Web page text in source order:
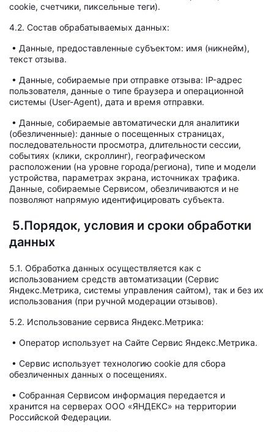
cookie, счетчики, пиксельные теги).
4.2. Состав обрабатываемых данных:
• Данные, предоставленные субъектом: имя (никнейм),
текст отзыва.
• Данные, собираемые при отправке отзыва: IP-адрес
пользователя, данные о типе браузера и операционной
системы (User-Agent), дата и время отправки.
• Данные, собираемые автоматически для аналитики
(обезличенные): данные о посещенных страницах,
последовательности просмотра, длительности сессии,
событиях (клики, скроллинг), географическом
расположении (на уровне города/региона), типе и модели
устройства, параметрах экрана, источниках трафика.
Данные, собираемые Сервисом, обезличиваются и не
позволяют напрямую идентифицировать субъекта.
5.Порядок, условия и сроки обработки
данных
5.1. Обработка данных осуществляется как с
использованием средств автоматизации (Сервис
Яндекс.Метрика, системы управления сайтом), так и без их
использования (при ручной модерации отзывов).
5.2. Использование сервиса Яндекс.Метрика:
• Оператор использует на Сайте Сервис Яндекс.Метрика.
• Сервис использует технологию cookie для сбора
обезличенных данных о посещениях.
• Собранная Сервисом информация передается и
хранится на серверах ООО «ЯНДЕКС» на территории
Российской Федерации.